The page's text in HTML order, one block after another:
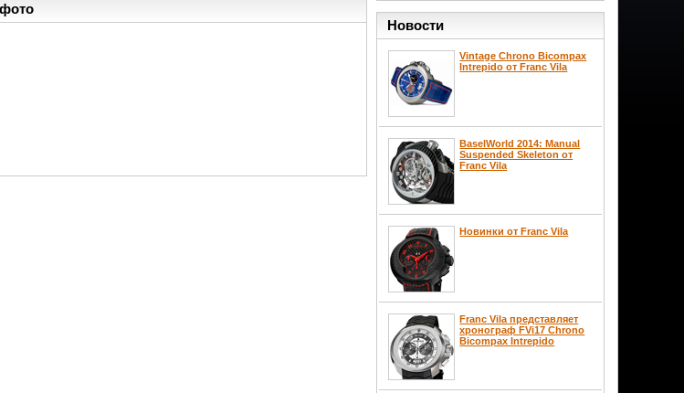
Новости
Vintage Chrono Bicompax
Intrepido от Franc Vila
BaselWorld 2014: Manual
Suspended Skeleton от
Franc Vila
Новинки от Franc Vila
Franc Vila представляет
хронограф FVi17 Chrono
Bicompax Intrepido